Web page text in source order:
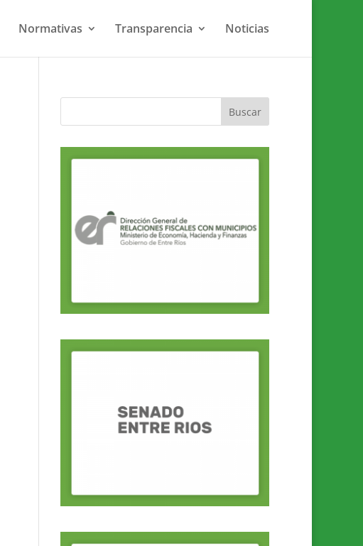
Normativas Transparencia Noticias